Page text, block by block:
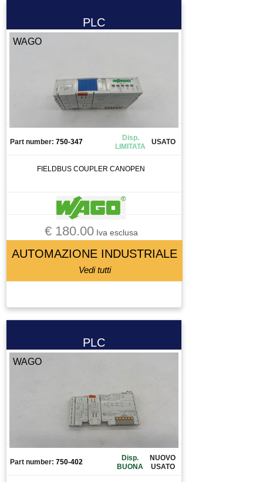
PLC
WAGO
Part number: 750-347
Disp.
LIMITATA
USATO
FIELDBUS COUPLER CANOPEN
€ 180.00Iva esclusa
AUTOMAZIONE INDUSTRIALE
Vedi tutti
PLC
WAGO
Part number: 750-402
Disp.
BUONA
NUOVO
USATO